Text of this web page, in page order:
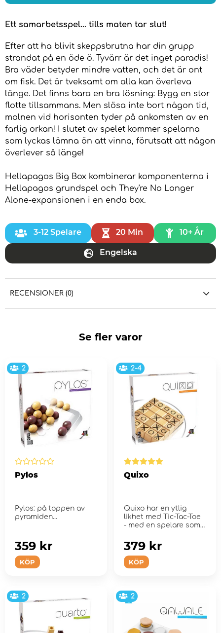
Ett samarbetsspel... tills maten tar slut!
Efter att ha blivit skeppsbrutna har din grupp
strandat på en öde ö. Tyvärr är det inget paradis!
Bra väder betyder mindre vatten, och det är ont
om fisk. Det är tveksamt om alla kan överleva
länge. Det finns bara en bra lösning: Bygg en stor
flotte tillsammans. Men slösa inte bort någon tid,
molnen vid horisonten tyder på ankomsten av en
farlig orkan! I slutet av spelet kommer spelarna
som lyckas lämna ön att vinna, förutsatt att någon
överlever så länge!
Hellapagos Big Box kombinerar komponenterna i
Hellapagos grundspel och They're No Longer
Alone-expansionen i en enda box.
3-12 Spelare 20 Min 10+ År
Engelska
RECENSIONER (0)
Se fler varor
2
Pylos
Pylos: på toppen av
pyramiden...
KÖP
359 kr
2-4
Quixo
Quixo har en ytlig
likhet med Tic-Tac-Toe
- med en spelare som
KÖP
379 kr
2 2